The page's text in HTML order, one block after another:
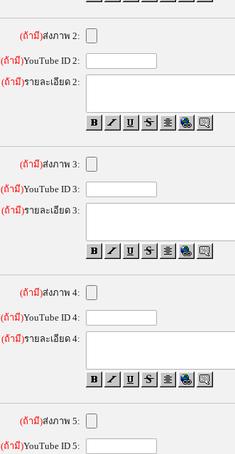
(ถ้ามี)ส่งภาพ 2:
(ถ้ามี)YouTube ID 2:
(ถ้ามี)รายละเอียด 2:
(ถ้ามี)ส่งภาพ 3:
(ถ้ามี)YouTube ID 3:
(ถ้ามี)รายละเอียด 3:
(ถ้ามี)ส่งภาพ 4:
(ถ้ามี)YouTube ID 4:
(ถ้ามี)รายละเอียด 4:
(ถ้ามี)ส่งภาพ 5:
(ถ้ามี)YouTube ID 5: